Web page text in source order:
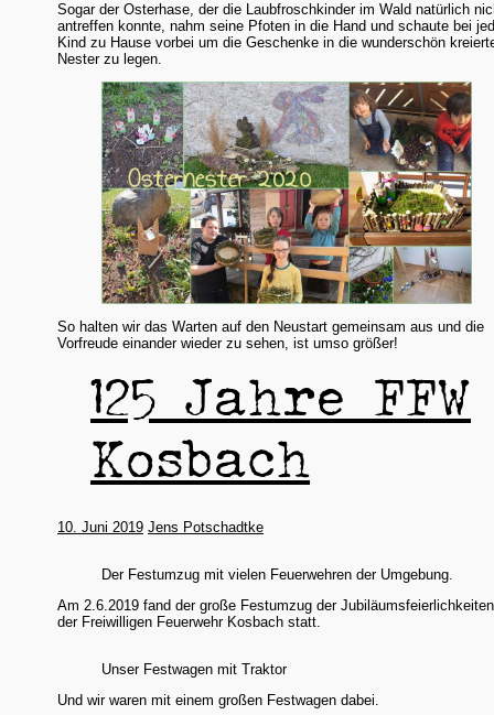
Sogar der Osterhase, der die Laubfroschkinder im Wald natürlich
antreffen konnte, nahm seine Pfoten in die Hand und schaute bei
Kind zu Hause vorbei um die Geschenke in die wunderschön
Nester zu legen.
So halten wir das Warten auf den Neustart gemeinsam aus und die
Vorfreude einander wieder zu sehen, ist umso größer!
125 Jahre FFW
Kosbach
10. Juni 2019 Jens Potschadtke
Der Festumzug mit vielen Feuerwehren der Umgebung.
Am 2.6.2019 fand der große Festumzug der Jubiläumsfeierlichkeiten
der Freiwilligen Feuerwehr Kosbach statt.
Unser Festwagen mit Traktor
Und wir waren mit einem großen Festwagen dabei.